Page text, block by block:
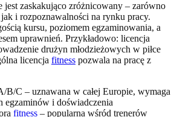
jest zaskakująco zróżnicowany – zarówno
i rozpoznawalności na rynku pracy.
kursu, poziomem egzaminowania, a
uprawnień. Przykładowo: licencja
drużyn młodzieżowych w piłce
licencja fitness pozwala na pracę z
B/C – uznawana w całej Europie, wymaga
egzaminów i doświadczenia
fitness – popularna wśród trenerów